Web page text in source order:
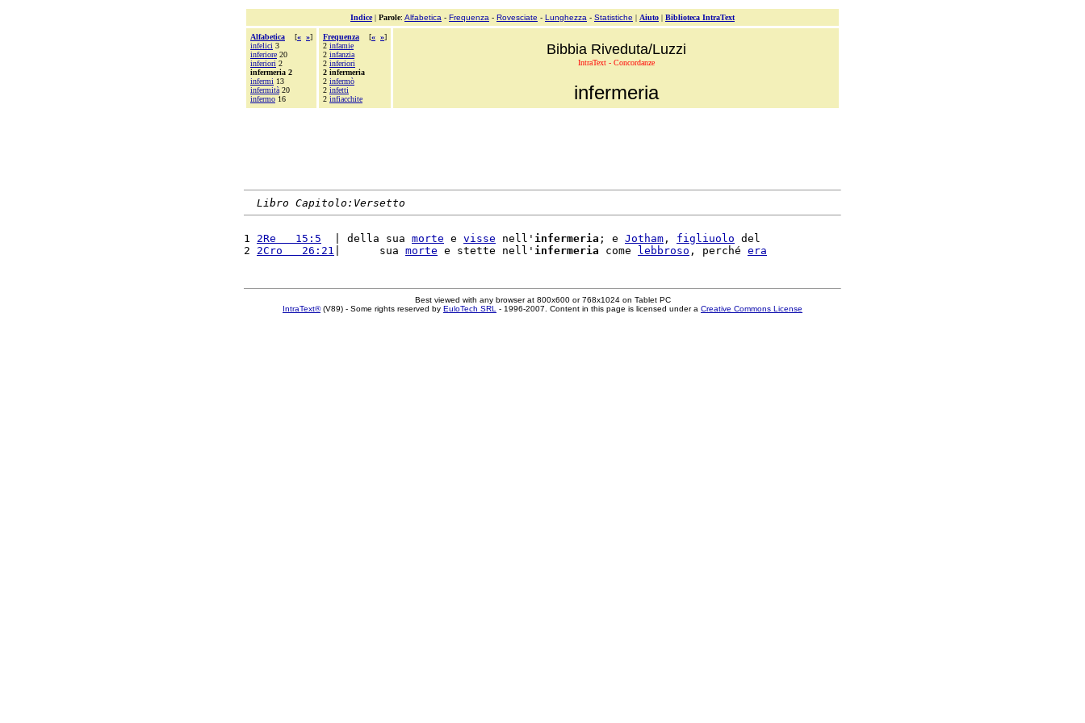
Indice| Parole: Alfabetica - Frequenza - Rovesciate - Lunghezza - Statistiche | Aiuto | Biblioteca IntraText
Alfabetica [« »]
infelici 3
inferiore 20
inferiori 2
infermeria 2
infermi 13
infermità 20
infermo 16
Frequenza [« »]
2 infamie
2 infanzia
2 inferiori
2 infermeria
2 infermò
2 infetti
2 infiacchite
Bibbia Riveduta/Luzzi
IntraText - Concordanze
infermeria
Libro Capitolo:Versetto
1 2Re   15:5
  | della sua
morte e visse nell' infermeria ; e Jotham , figliuolo del
2 2Cro   26:21 |      sua morte e stette nell' infermeria come lebbroso , perché era
Best viewed with any browser at 800x600 or 768x1024 on Tablet PC
IntraText®(V89) - Some rights reserved by EuloTech SRL - 1996-2007. Content in this page is licensed under a Creative Commons License